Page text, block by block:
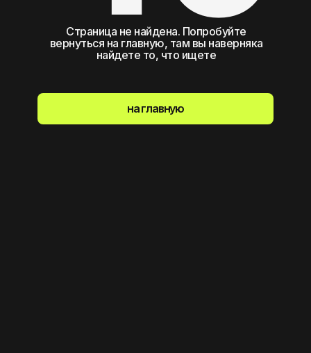
Cтраница не найдена. Попробуйте
вернуться на главную, там вы наверняка
найдете то, что ищете
на главную